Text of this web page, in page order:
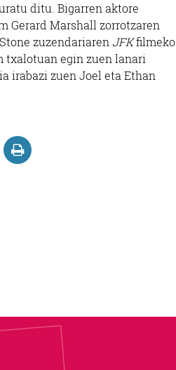
ditu. Bigarren aktore
Gerard Marshall zorrotzaren
zuzendariaren JFKfilmeko
txalotuan egin zuen lanari
irabazi zuen Joel eta Ethan